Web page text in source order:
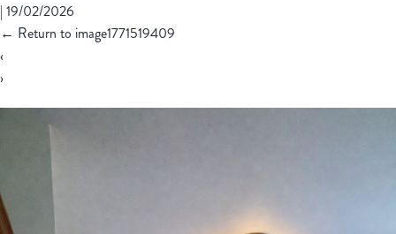
| 19/02/2026
← Return to image1771519409
‹
›